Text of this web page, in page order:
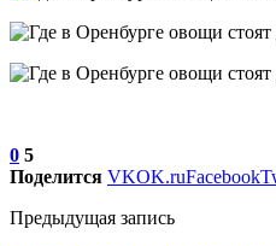
0 5
Поделится VKOK.ruFacebook
Предыдущая запись